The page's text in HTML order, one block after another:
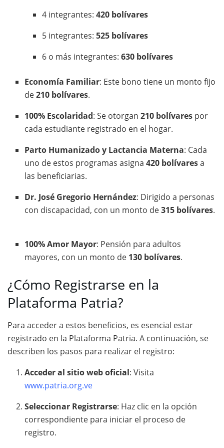
4 integrantes: 420 bolívares
5 integrantes: 525 bolívares
6 o más integrantes: 630 bolívares
Economía Familiar: Este bono tiene un monto fijo
de210 bolívares.
100% Escolaridad:Se otorgan210 bolívares por
cada estudiante registrado en el hogar.
Parto Humanizado y Lactancia Materna: Cada
uno de estos programas asigna420 bolívaresa
las beneficiarias.
Dr. José Gregorio Hernández: Dirigido a personas
con discapacidad, con un monto de315 bolívares.
100% Amor Mayor: Pensión para adultos
mayores, con un monto de 130 bolívares.
¿Cómo Registrarse en la
Plataforma Patria?
Para acceder a estos beneficios, es esencial estar
registrado en la Plataforma Patria. A continuación, se
describen los pasos para realizar el registro:
Acceder al sitio web oficial:Visita
www.patria.org.ve
Seleccionar Registrarse: Haz clic en la opción
correspondiente para iniciar el proceso de
registro.